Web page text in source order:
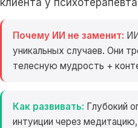
клиента у
Почему ИИ не заменит:
уникальных случаев. Они
телесную мудрость +
Как развивать: Глубокий
интуиции через